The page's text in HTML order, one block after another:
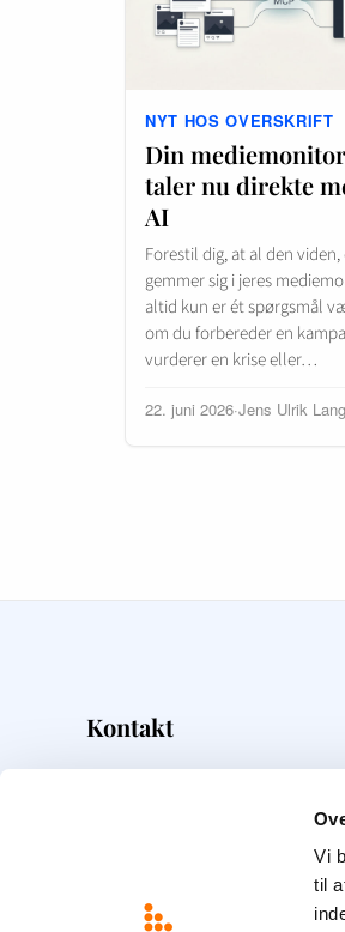
Vi
til
NYT HOS OVERSKRIFT
Din
taler nu direkte
AI
Forestil dig, at al den viden,
gemmer sig i jeres
altid kun er ét spørgsmål
om du forbereder en
vurderer en krise eller…
22. juni 2026·Jens Ulrik
Kontakt